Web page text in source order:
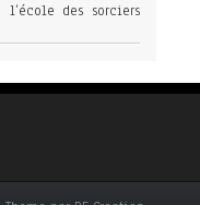
des sorciers